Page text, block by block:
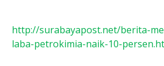
http://surabayapost.net/berita-
laba-petrokimia-naik-10-